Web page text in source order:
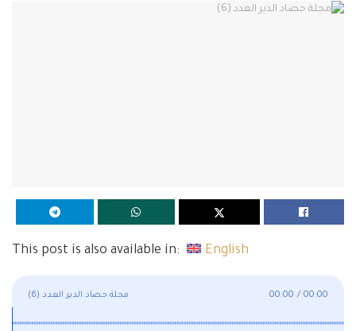
This post is also available in: English
مجلة حصاد الدير العدد (6) 00:00 / 00:00